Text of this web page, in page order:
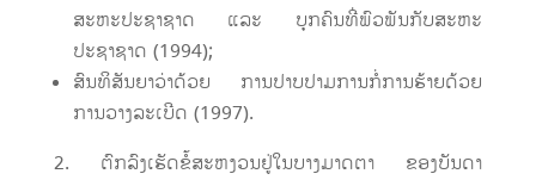
ສະຫະປະຊາຊາດ ແລະ ບຸກຄົນທີ່ພົວພັນກັບສະຫະ
ປະຊາຊາດ (1994);
ສົນທິສັນຍາວ່າດ້ວຍ ການປາບປາມການກໍ່ການຮ້າຍດ້ວຍ
ການວາງລະເບີດ (1997).
ຕົກລົງເຮັດຂໍ້ສະຫງວນຢູ່ໃນບາງມາດຕາ ຂອງບັນດາ